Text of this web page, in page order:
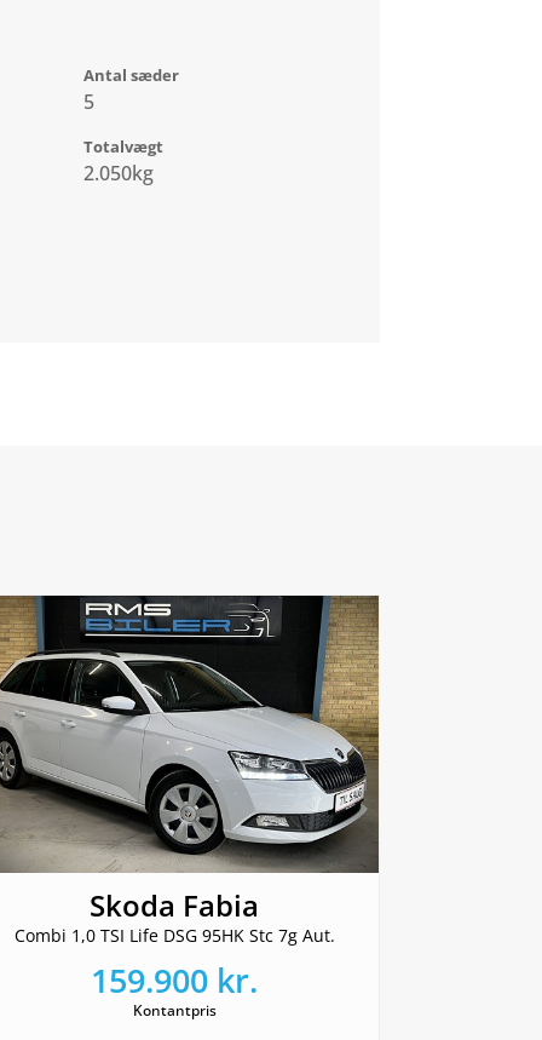
Antal sæder
5
Totalvægt
2.050kg
Skoda Fabia
Combi 1,0 TSI Life DSG 95HK Stc 7g Aut.
159.900 kr.
Kontantpris